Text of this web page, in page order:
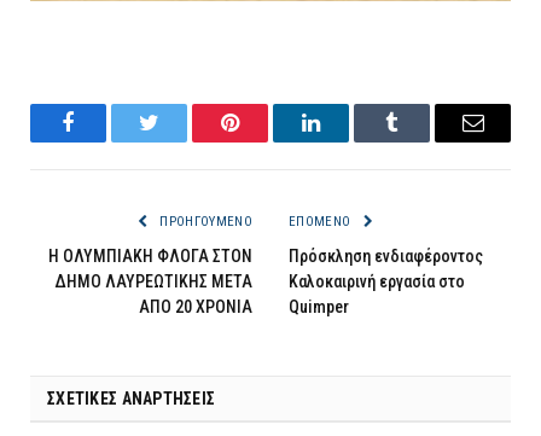
FacebookTwitter Pinterest LinkedInTumblr Email
ΠΡΟΗΓΟΎΜΕΝΟ
Η ΟΛΥΜΠΙΑΚΗ ΦΛΟΓΑ ΣΤΟΝ
ΔΗΜΟ ΛΑΥΡΕΩΤΙΚΗΣ ΜΕΤΑ
ΑΠΟ 20 ΧΡΟΝΙΑ
ΕΠΌΜΕΝΟ
Πρόσκληση ενδιαφέροντος
Καλοκαιρινή εργασία στο
Quimper
ΣΧΕΤΙΚΈΣ ΑΝΑΡΤΉΣΕΙΣ